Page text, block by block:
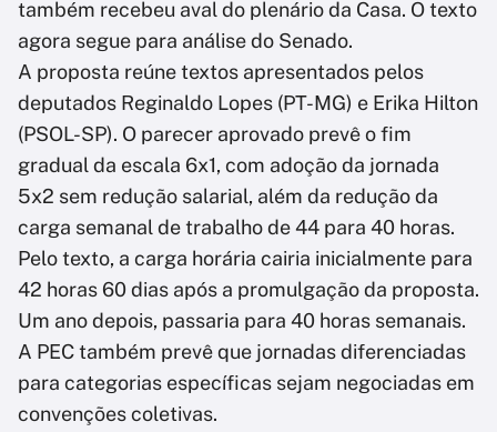
também recebeu aval do plenário da Casa. O texto
agora segue para análise do Senado.
A proposta reúne textos apresentados pelos
deputados Reginaldo Lopes (PT-MG) e Erika Hilton
(PSOL-SP). O parecer aprovado prevê o fim
gradual da escala 6x1, com adoção da jornada
5x2 sem redução salarial, além da redução da
carga semanal de trabalho de 44 para 40 horas.
Pelo texto, a carga horária cairia inicialmente para
42 horas 60 dias após a promulgação da proposta.
Um ano depois, passaria para 40 horas semanais.
A PEC também prevê que jornadas diferenciadas
para categorias específicas sejam negociadas em
convenções coletivas.